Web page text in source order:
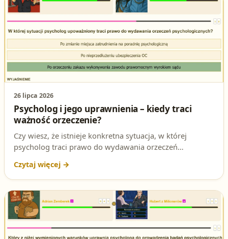
26 lipca 2026
Psycholog i jego uprawnienia – kiedy traci
ważność orzeczenie?
Czy wiesz, że istnieje konkretna sytuacja, w której
psycholog traci prawo do wydawania orzeczeń
często pojawia się na testach na patent strzelecki i może
zaskoczyć niejednego kandydata. Sprawdź, czy znasz
odpowiedź i przygotuj się do egzaminu!